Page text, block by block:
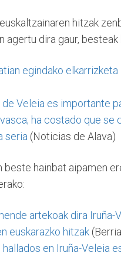
hitzak
agertu dira gaur, besteak
egindako elkarrizketa
de Veleia es importante
ha costado que se
seria (Noticias de Alava)
beste hainbat aipamen
artekoak dira Iruña-
euskarazko hitzak
en Iruña-Veleia